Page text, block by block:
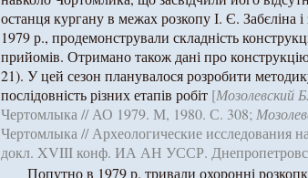
останця кургану в межах розкопу І. Є. Забєліна і
1979 р., продемонстрували складність
прийомів. Отримано також дані про
21). У цей сезон планувалося розробити
послідовність різних етапів робіт [Мозолевский
Чертомлыка // АО 1979. М, 1980. С. 308;
Чертомлыка // Археологические исследования
докл. XVIII конф. ИА АН УССР.
Попутно в 1979 р. тривали охоронні